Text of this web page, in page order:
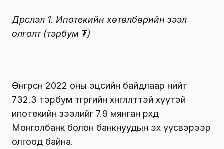
Дүрслэл 1. Ипотекийн хөтөлбөрийн зээл
олголт (тэрбум ₮)
Өнгөрсөн 2022 оны эцсийн байдлаар нийт
732.3 тэрбум төгрөгийн хөнгөлөлттэй хүүтэй
ипотекийн зээлийг 7.9 мянган өрхөд
Монголбанк болон банкнуудын эх үүсвэрээр
олгоод байна.